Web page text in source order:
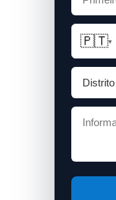
🇵🇹▾